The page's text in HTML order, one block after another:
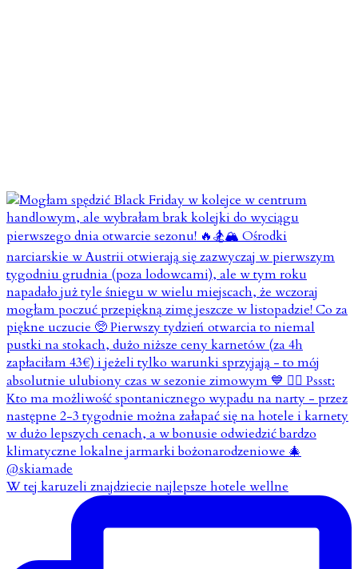
W tej karuzeli znajdziecie najlepsze hotele wellne